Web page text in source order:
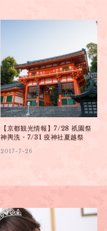
【京都観光情報】7/28 祇園祭
神輿洗・7/31 疫神社夏越祭
2017-7-26